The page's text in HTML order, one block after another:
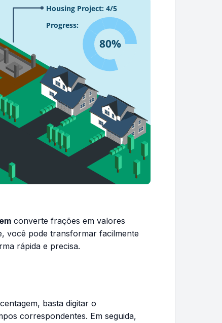
converte frações em valores
você pode transformar facilmente
rápida e precisa.
basta digitar o
correspondentes. Em seguida,